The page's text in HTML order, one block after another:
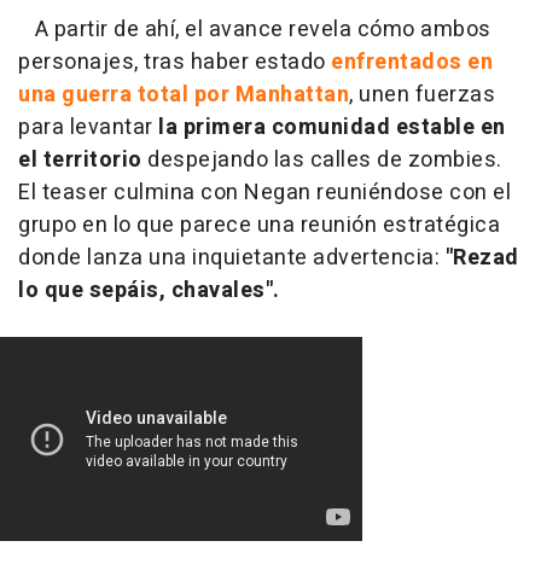
A partir de ahí, el avance revela cómo ambos
personajes, tras haber estado enfrentados en
una guerra total por Manhattan, unen fuerzas
para levantar la primera comunidad estable en
el territorio despejando las calles de zombies.
El teaser culmina con Negan reuniéndose con el
grupo en lo que parece una reunión estratégica
donde lanza una inquietante advertencia: "Rezad
lo que sepáis, chavales".